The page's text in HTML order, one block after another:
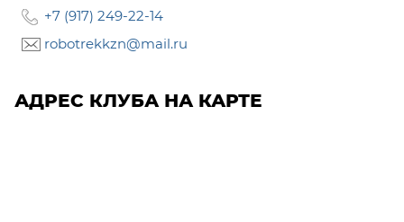
+7 (917) 249-22-14
robotrekkzn@mail.ru
АДРЕС КЛУБА НА КАРТЕ